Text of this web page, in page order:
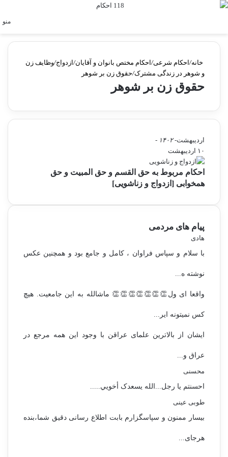
منو
خانه/احکام شرعی/احکام مختص بانوان و آقایان/ازدواج/وظایف زن
و شوهر در زندگی مشترک/حقوق زن بر شوهر
حقوق زن بر شوهر
اردیبهشت- ۱۴۰۲ -
۱۰ اردیبهشت
احکام مربوط به حق القسم و حق المبیت و حق
همخوابی [ازدواج و زناشویی]
پیام های مردمی
هادی
با سلام و سپاس فراوان ، کامل و جامع بود و همچنین عکس
نوشته ه...
واقعا ای ول👏👏👏👏👏👏👏 ماشالله به این جامعیت. هیچ
کس نمیتونه ایر...
ایشان از بالاترین علمای عراقن با وجود این همه مرجع در
عراق و...
محسنی
احسنتم یا رجل...الله یسعدک أخويي.....
طوبی عینی
بیسار ممنون و سپاسگزارم بابت اطلاع رسانی دقیق شما،بنده
هرجای...